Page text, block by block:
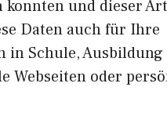
und dieser
Daten auch für Ihre
in Schule, Ausbildung
Webseiten oder